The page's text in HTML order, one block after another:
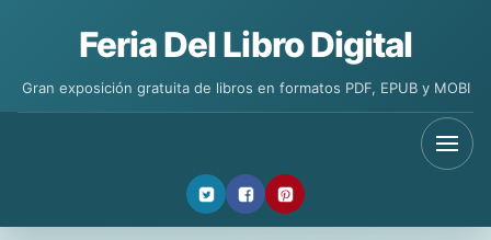
Feria Del Libro Digital
Gran exposición gratuita de libros en formatos PDF, EPUB y MOBI